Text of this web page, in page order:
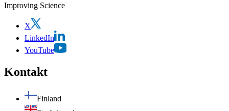
Improving Science
X
LinkedIn
YouTube
Kontakt
Finland